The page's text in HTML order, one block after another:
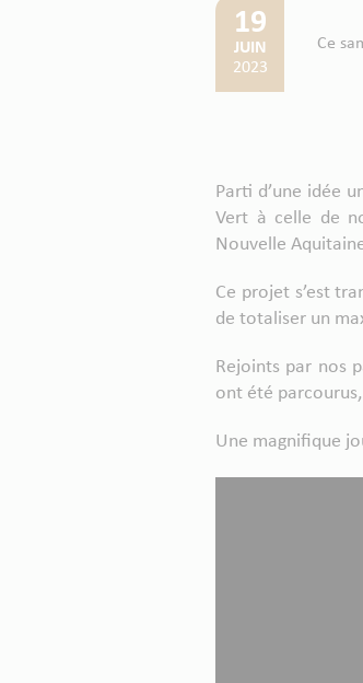
19
JUIN
2023
Ce
Parti d’une idée
Vert à celle de
Nouvelle
Ce projet s’est
de totaliser un
Rejoints par nos
ont été
Une magnifique